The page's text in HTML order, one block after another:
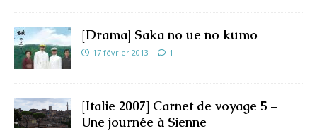
[Drama] Saka no ue no kumo
17 février 2013 1
[Italie 2007] Carnet de voyage 5 –
Une journée à Sienne